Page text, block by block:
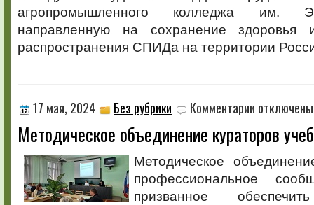
СПИДа
агропромышленного колледжа им.
направленную на сохранение здоровья
распространения СПИДа на территории
17 мая, 2024 Без рубрики Комментарии записи
Методическое
объединение
учебных
групп
отключены
Методическое объединение кураторов
Методическое
профессиональное
призванное